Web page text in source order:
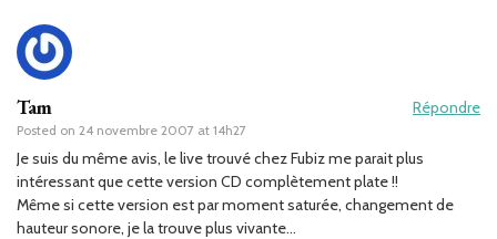
Tam
Posted on 24 novembre 2007 at 14h27
Répondre
Je suis du même avis, le live trouvé chez Fubiz me parait plus
intéressant que cette version CD complètement plate !!
Même si cette version est par moment saturée, changement de
hauteur sonore, je la trouve plus vivante…